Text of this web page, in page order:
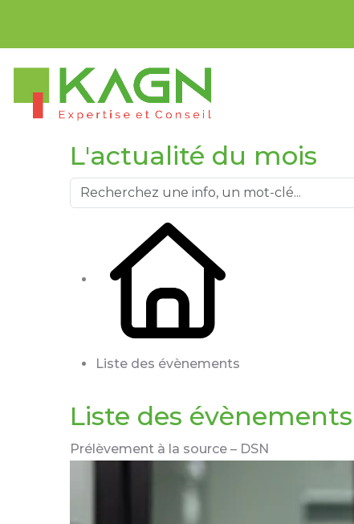
Bienvenue
L'actualité du mois
Liste des évènements
Liste des
Prélèvement à la source – DSN